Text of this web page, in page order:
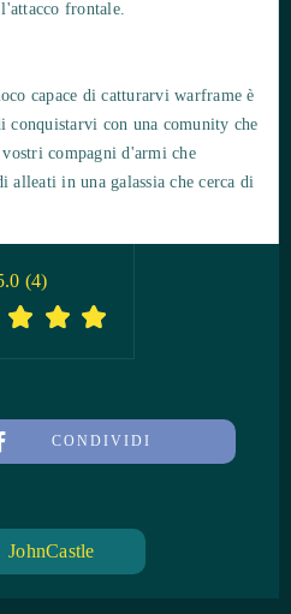
frontale.
capace di catturarvi warframe è
conquistarvi con una comunity che
compagni d'armi che
in una galassia che cerca di
CONDIVIDI
(4)
JohnCastle